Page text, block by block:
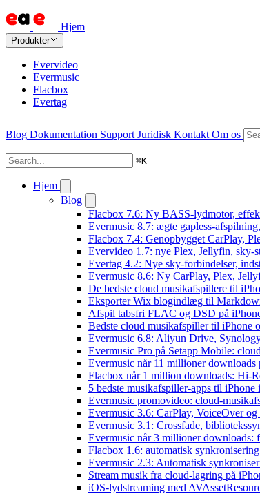
Hjem
Produkter
Evervideo
Evermusic
Flacbox
Evertag
Blog Dokumentation Support Juridisk Kontakt Om os
⌘K
Hjem
Blog
Flacbox 7.6: Ny BASS-lydmotor,
Evermusic 8.7: ægte gapless-
Flacbox 7.4: Genopbygget CarPlay,
Evervideo 1.7: nye Plex, Jellyfin, sky-
Evertag 4.2: Nye sky-forbindelser,
Evermusic 8.6: Ny CarPlay, Plex,
De bedste cloud musikafspillere til
Eksporter Wix blogindlæg til
Afspil tabsfri FLAC og DSD på
Bedste cloud musikafspiller til iPhone
Evermusic 6.8: Aliyun Drive,
Evermusic Pro på Setapp Mobile:
Evermusic når 11 millioner downloads
Flacbox når 1 million downloads: Hi-
5 bedste musikafspiller-apps til iPhone
Evermusic promovideo: cloud-
Evermusic 3.6: CarPlay, VoiceOver og
Evermusic 3.1: Crossfade,
Evermusic når 3 millioner downloads:
Flacbox 1.6: automatisk
Evermusic 2.3: Automatisk
Stream musik fra cloud-lagring på
iOS-lydstreaming med